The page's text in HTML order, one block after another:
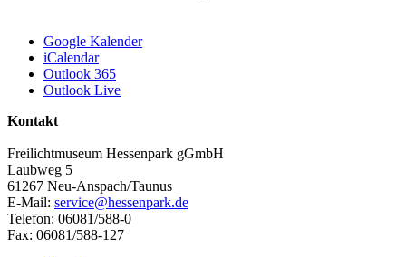
Google Kalender
iCalendar
Outlook 365
Outlook Live
Kontakt
Freilichtmuseum Hessenpark gGmbH
Laubweg 5
61267 Neu-Anspach/Taunus
E-Mail: service@hessenpark.de
Telefon: 06081/588-0
Fax: 06081/588-127